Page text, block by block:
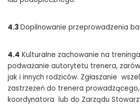
4.3Dopilnowanie przeprowadzenia
4.4 Kulturalne zachowanie na
podważanie autorytetu trenera,
jak i innych rodziców. Zgłaszanie
zastrzeżeń do trenera
koordynatora lub do Zarządu